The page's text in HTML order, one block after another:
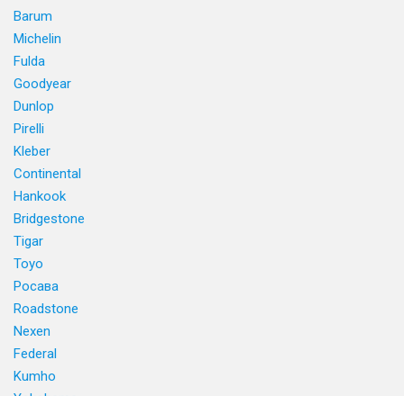
Barum
Michelin
Fulda
Goodyear
Dunlop
Pirelli
Kleber
Continental
Hankook
Bridgestone
Tigar
Toyo
Росава
Roadstone
Nexen
Federal
Kumho